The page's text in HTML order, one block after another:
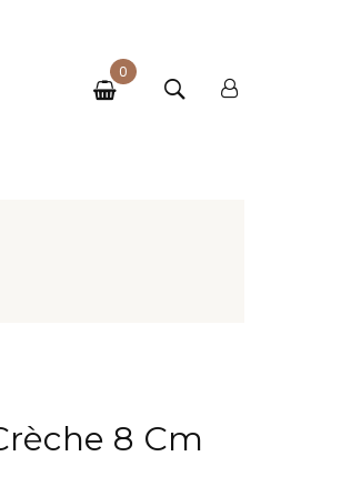
0
8 Cm